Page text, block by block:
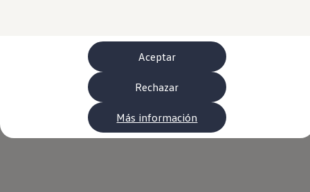
Aceptar
Rechazar
Más información
Volkswagen California
Volkswagen Grand California
Mundo Volkswagen
Sala de Prensa
Historia Volkswagen Canarias
Digital Showroom
Club Fidelización
Alquiler de furgonetas Xtravans
Blog